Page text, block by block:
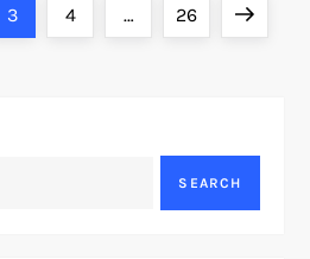
Page
3 Page
4 … Page
26 Next
SEARCH